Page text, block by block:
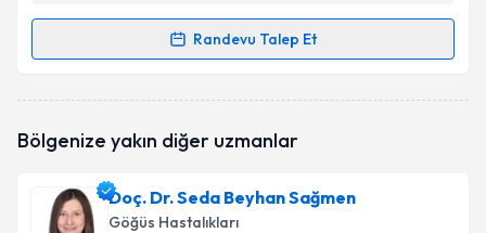
Randevu Talep Et
Randevu Takvimi Talebi
oluşturun. Size bu uzmandan randevu almanız için bir
E-posta Adresiniz
Bölgenize yakın diğer uzmanlar
Doç. Dr. Seda Beyhan Sağmen
Göğüs Hastalıkları